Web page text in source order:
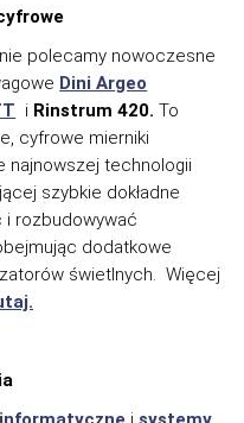
polecamy nowoczesne
Dini Argeo
i Rinstrum 420. To
cyfrowe mierniki
najnowszej technologii
szybkie dokładne
i rozbudowywać
dodatkowe
świetlnych. Więcej